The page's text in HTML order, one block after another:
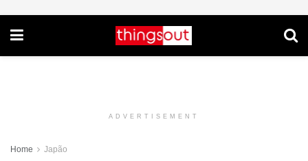
ADVERTISEMENT
Home Japão